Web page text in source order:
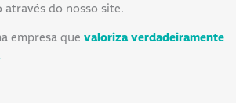
do nosso site.
empresa que valoriza verdadeiramente